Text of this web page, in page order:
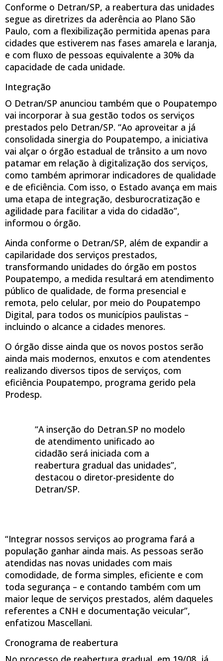
Conforme o Detran/SP, a reabertura das unidades
segue as diretrizes da aderência ao Plano São
Paulo, com a flexibilização permitida apenas para
cidades que estiverem nas fases amarela e laranja,
e com fluxo de pessoas equivalente a 30% da
capacidade de cada unidade.
Integração
O Detran/SP anunciou também que o Poupatempo
vai incorporar à sua gestão todos os serviços
prestados pelo Detran/SP. “Ao aproveitar a já
consolidada sinergia do Poupatempo, a iniciativa
vai alçar o órgão estadual de trânsito a um novo
patamar em relação à digitalização dos serviços,
como também aprimorar indicadores de qualidade
e de eficiência. Com isso, o Estado avança em mais
uma etapa de integração, desburocratização e
agilidade para facilitar a vida do cidadão”,
informou o órgão.
Ainda conforme o Detran/SP, além de expandir a
capilaridade dos serviços prestados,
transformando unidades do órgão em postos
Poupatempo, a medida resultará em atendimento
público de qualidade, de forma presencial e
remota, pelo celular, por meio do Poupatempo
Digital, para todos os municípios paulistas –
incluindo o alcance a cidades menores.
O órgão disse ainda que os novos postos serão
ainda mais modernos, enxutos e com atendentes
realizando diversos tipos de serviços, com
eficiência Poupatempo, programa gerido pela
Prodesp.
“A inserção do Detran.SP no modelo
de atendimento unificado ao
cidadão será iniciada com a
reabertura gradual das unidades”,
destacou o diretor-presidente do
Detran/SP.
“Integrar nossos serviços ao programa fará a
população ganhar ainda mais. As pessoas serão
atendidas nas novas unidades com mais
comodidade, de forma simples, eficiente e com
toda segurança – e contando também com um
maior leque de serviços prestados, além daqueles
referentes a CNH e documentação veicular”,
enfatizou Mascellani.
Cronograma de reabertura